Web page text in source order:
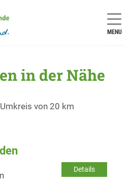
MENU
in der Nähe
von 20 km
Details